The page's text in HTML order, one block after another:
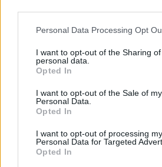
Personal Data Processing Opt
I want to opt-out of the Sharing
personal data.
Opted In
I want to opt-out of the Sale of my
Personal Data.
Opted In
I want to opt-out of processing my
Personal Data for Targeted
Opted In
Να μην κυκλοφορείτε εκτός σπιτιού
(ανεξάρτητα από την εποχή του
Να φοράτε προστατευτικά ματιών
δουλειές που ενέχουν κίνδυνο
Να μετράτε σε τακτά χρονικά
σάκχαρο στο αίμα σας.